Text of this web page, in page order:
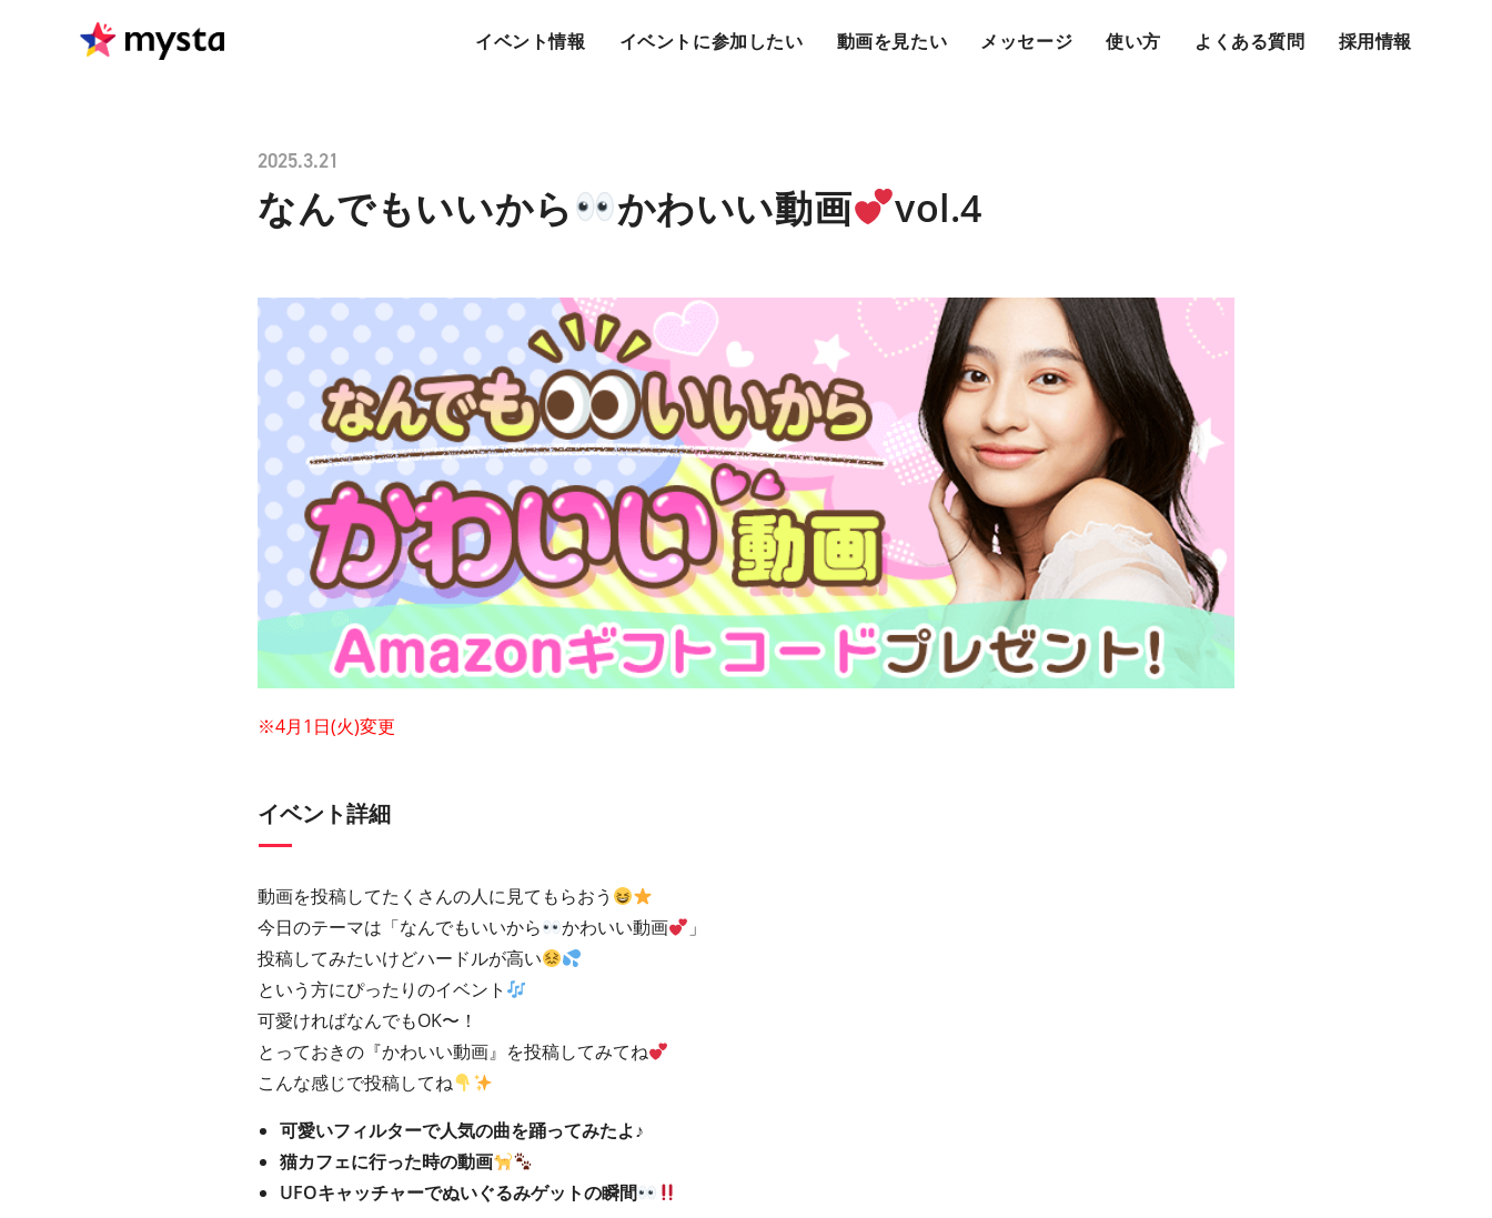
イベント情報 イベントに参加したい 動画を見たい メッセージ 使い方 よくある質問 採用情報
2025.3.21
なんでもいいから かわいい動画 vol.4
※4月1日(火)変更
イベント詳細
動画を投稿してたくさんの人に見てもらおう
今日のテーマは「なんでもいいから
かわいい動画
」
投稿してみたいけどハードルが高い
という方にぴったりのイベント
可愛ければなんでもOK〜！
とっておきの『かわいい動画』を投稿してみてね
こんな感じで投稿してね
可愛いフィルターで人気の曲を踊ってみたよ♪
猫カフェに行った時の動画
UFOキャッチャーでぬいぐるみゲットの瞬間